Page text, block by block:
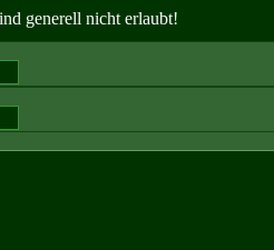
generell nicht erlaubt!